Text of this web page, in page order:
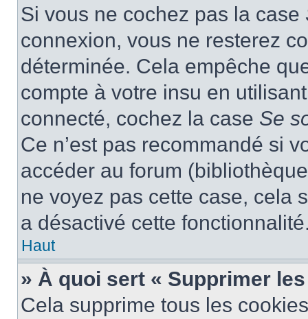
Si vous ne cochez pas la case
connexion, vous ne resterez
déterminée. Cela empêche
compte à votre insu en
connecté, cochez la case Se
Ce n’est pas recommandé si
accéder au forum
ne voyez pas cette case, cela
a désactivé cette
Haut
» À quoi sert « Supprimer
Cela supprime tous les